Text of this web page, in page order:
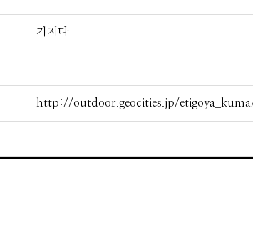
가지다
http://outdoor.geocities.jp/